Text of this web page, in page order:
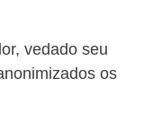
vedado seu
os